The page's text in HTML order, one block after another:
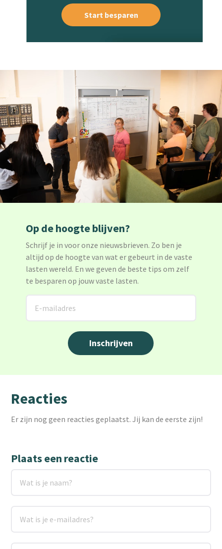
Start besparen
Op de hoogte blijven?
Schrijf je in voor onze nieuwsbrieven. Zo ben je
altijd op de hoogte van wat er gebeurt in de vaste
lasten wereld. En we geven de beste tips om zelf
te besparen op jouw vaste lasten.
Reacties
Er zijn nog geen reacties geplaatst. Jij kan de eerste zijn!
Plaats een reactie